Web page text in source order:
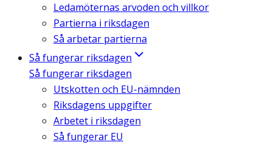
Ledamöternas arvoden och villkor
Partierna i riksdagen
Så arbetar partierna
Så fungerar riksdagen
Så fungerar riksdagen
Utskotten och EU-nämnden
Riksdagens uppgifter
Arbetet i riksdagen
Så fungerar EU